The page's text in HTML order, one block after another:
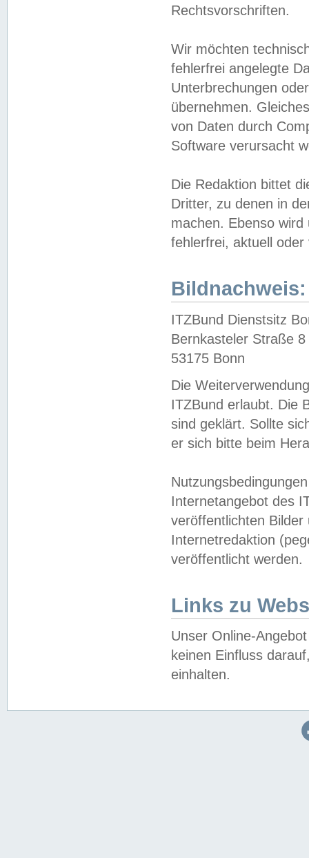
Rechtsvorschriften.
Wir möchten
fehlerfrei angelegte
Unterbrechungen
übernehmen.
von Daten durch
Software verursacht
Die Redaktion bittet
Dritter, zu denen in
machen. Ebenso
fehlerfrei, aktuell oder
Bildnachweis:
ITZBund Dienstsitz
Bernkasteler Straße 8
53175 Bonn
Die
ITZBund erlaubt. Die
sind geklärt. Sollte
er sich bitte beim
Internetangebot des
veröffentlichten
Internetredaktion
veröffentlicht werden.
Links zu
Unser Online-
keinen Einfluss
einhalten.